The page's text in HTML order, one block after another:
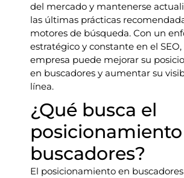
del mercado y mantenerse
las últimas prácticas
motores de búsqueda. Con un
estratégico y constante en el SEO,
empresa puede mejorar su
en buscadores y aumentar su
línea.
¿Qué busca el
buscadores?
El posicionamiento en